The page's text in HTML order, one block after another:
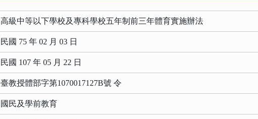
高級中等以下學校及專科學校五年制前三年體育實施辦法
民國 75 年 02 月 03 日
民國 107 年 05 月 22 日
臺教授體部字第1070017127B號 令
國民及學前教育